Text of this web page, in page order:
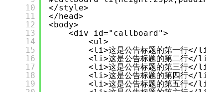
10
11
12
13
14
15
16
17
18
19
</style>
</head>
<body>
<div id="callboard">
<ul>
<li>这是公告标题的第一行</li>
<li>这是公告标题的第二行</li>
<li>这是公告标题的第三行</li>
<li>这是公告标题的第四行</li>
<li>这是公告标题的第五行</li>